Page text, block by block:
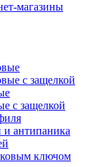
магазины
с защелкой
с защелкой
антипаника
ключом